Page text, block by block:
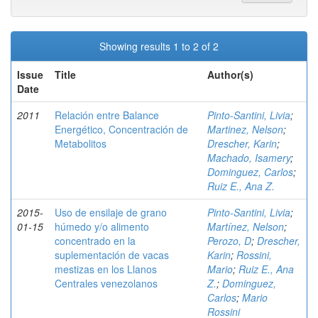
Showing results 1 to 2 of 2
Issue
Date
Title Author(s)
2011
Relación entre Balance
Energético, Concentración de
Metabolitos
Pinto-Santini, Livia;
Martinez, Nelson;
Drescher, Karin;
Machado, Isamery;
Dominguez, Carlos;
Ruiz E., Ana Z.
2015-
01-15
Uso de ensilaje de grano
húmedo y/o alimento
concentrado en la
suplementación de vacas
mestizas en los Llanos
Centrales venezolanos
Pinto-Santini, Livia;
Martínez, Nelson;
Perozo, D; Drescher,
Karin; Rossini,
Mario; Ruiz E., Ana
Z.; Dominguez,
Carlos; Mario
Rossini